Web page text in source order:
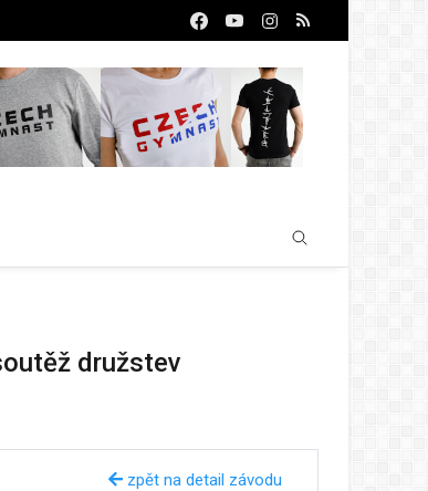
družstev
zpět na detail závodu